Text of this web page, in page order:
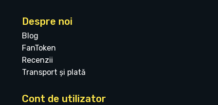
Despre noi
Blog
FanToken
Recenzii
Transport și plată
Cont de utilizator